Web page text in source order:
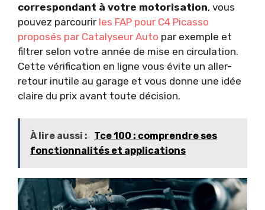
correspondant à votre motorisation, vous
pouvez parcourir les FAP pour C4 Picasso
proposés par Catalyseur Auto par exemple et
filtrer selon votre année de mise en circulation.
Cette vérification en ligne vous évite un aller-
retour inutile au garage et vous donne une idée
claire du prix avant toute décision.
À lire aussi :
Tce 100 : comprendre ses
fonctionnalités et applications